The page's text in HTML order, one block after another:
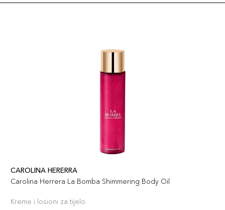
CAROLINA HERERRA
Carolina Herrera La Bomba Shimmering Body Oil
Kreme i losioni za tijelo